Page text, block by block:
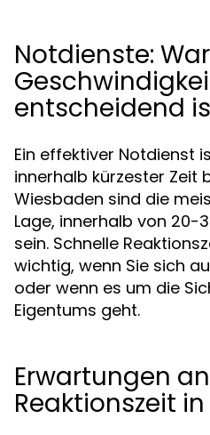
Notdienste:
entscheidend
Ein effektiver Notdienst
innerhalb kürzester Zeit
Wiesbaden sind die
Lage, innerhalb von 20-
sein. Schnelle
wichtig, wenn Sie sich
oder wenn es um die
Eigentums geht.
Erwartungen
Reaktionszeit